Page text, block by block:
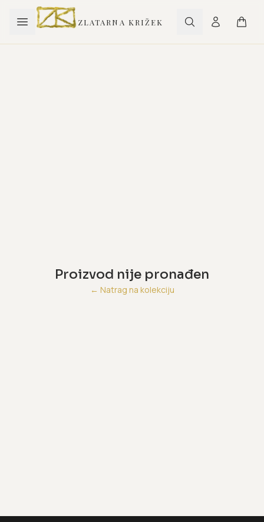
ZLATARNA KRIŽEK
Proizvod nije pronađen
← Natrag na kolekciju